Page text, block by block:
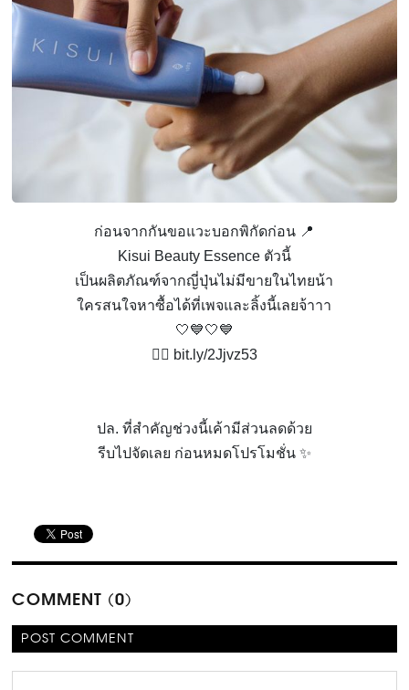
ก่อนจากกันขอแวะบอกพิกัดก่อน 📍
Kisui Beauty Essence ตัวนี้
เป็นผลิตภัณฑ์จากญี่ปุ่นไม่มีขายในไทยน้า
ใครสนใจหาซื้อได้ที่เพจและลิ้งนี้เลยจ้าาา
🤍💙🤍💙
👉🏻 bit.ly/2Jjvz53
ปล. ที่สำคัญช่วงนี้เค้ามีส่วนลดด้วย
รีบไปจัดเลย ก่อนหมดโปรโมชั่น ✨
COMMENT (0)
POST COMMENT